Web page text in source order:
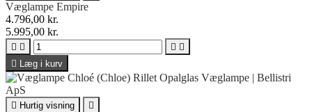
Væglampe Empire
4.796,00 kr.
5.995,00 kr.
   
 Læg i kurv
 Hurtig visning 